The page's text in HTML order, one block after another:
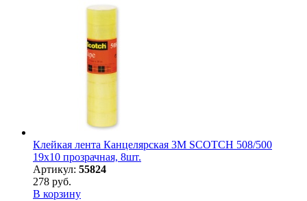
Клейкая лента Канцелярская 3M SCOTCH 508/500
19х10 прозрачная, 8шт.
Артикул: 55824
278 руб.
В корзину